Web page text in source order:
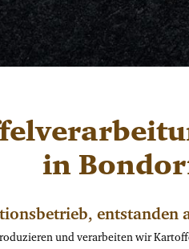
in
entstanden
und verarbeiten wir